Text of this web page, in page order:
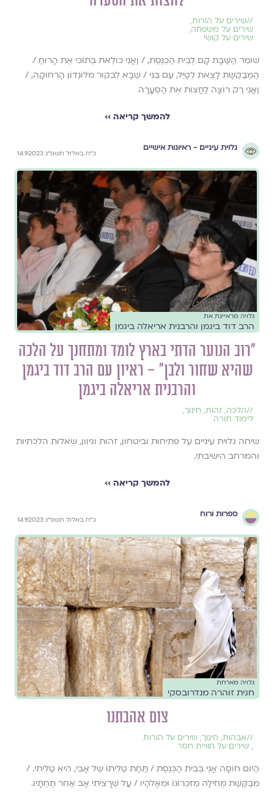
//שירים על הורות,
שירים על משפחה,
שירים על קושי
שׁוֹמֵר הַשַּׁבָּת קָם לְבֵית הַכְּנֶסֶת, / וַאֲנִי כּוֹלֵאת בְּתוֹכִי אֶת הָרוּחַ /
הַמְּבַקֶּשֶׁת לָצֵאת לְטַיֵּל, עִם בְּנִי / שֶׁבָּא לְבִקּוּר מִלּוֹנְדוֹן הָרְחוֹקָה, /
וַאֲנִי רַק רוֹצָה לַחֲצוֹת אֶת הַסְּעָרָה
להמשך קריאה ››
גלוית עיניים - ראיונות אישיים
כ״ח באלול תשפ״ג 14.9.2023
גלויה מראיינת את
הרב דוד ביגמן והרבנית אריאלה ביגמן
"רוב הנוער הדתי בארץ לומד ומתחנך על הלכה
שהיא שחור ולבן" – ראיון עם הרב דוד ביגמן
והרבנית אריאלה ביגמן
//הלכה, זהות, חינוך,
לימוד תורה
שיחה גלוית עיניים על פתיחוּת וביטחון, זהות וגיוון, שאלות הלכתיות
והמרחב הישיבתי.
להמשך קריאה ››
ספרות ורוח
כ״ח באלול תשפ״ג 14.9.2023
גלויה מארחת
חגית זוהרה מנדרובסקי
צום אהבתנו
//אבהות, חינוך, שירים על הורות
, שירים על חוויית חסר
הַיּוֹם חוֹסָה אֲנִי בְּבֵית הַכְּנֶסֶת / תַּחַת טַלִּיתוֹ שֶׁל אָבִי, הִיא טַלִּיתִי. /
מְבַקֶּשֶׁת מְחִילָה מִזִּכְרוֹנוֹ וּמֵאֱלֹהָיו / עַל שֶׁרָצִיתִי אָב אַחֵר תַּחְתָּיו.